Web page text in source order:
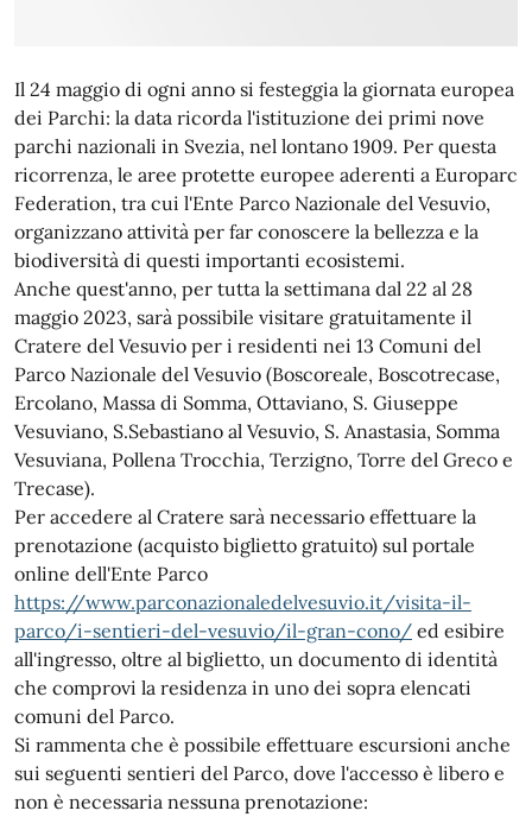
Il 24 maggio di ogni anno si festeggia la giornata europea
dei Parchi: la data ricorda l'istituzione dei primi nove
parchi nazionali in Svezia, nel lontano 1909. Per questa
ricorrenza, le aree protette europee aderenti a Europarc
Federation, tra cui l'Ente Parco Nazionale del Vesuvio,
organizzano attività per far conoscere la bellezza e la
biodiversità di questi importanti ecosistemi.
Anche quest'anno, per tutta la settimana dal 22 al 28
maggio 2023, sarà possibile visitare gratuitamente il
Cratere del Vesuvio per i residenti nei 13 Comuni del
Parco Nazionale del Vesuvio (Boscoreale, Boscotrecase,
Ercolano, Massa di Somma, Ottaviano, S. Giuseppe
Vesuviano, S.Sebastiano al Vesuvio, S. Anastasia, Somma
Vesuviana, Pollena Trocchia, Terzigno, Torre del Greco e
Trecase).
Per accedere al Cratere sarà necessario effettuare la
prenotazione (acquisto biglietto gratuito) sul portale
online dell'Ente Parco
https://www.parconazionaledelvesuvio.it/visita-il-
parco/i-sentieri-del-vesuvio/il-gran-cono/ ed esibire
all'ingresso, oltre al biglietto, un documento di identità
che comprovi la residenza in uno dei sopra elencati
comuni del Parco.
Si rammenta che è possibile effettuare escursioni anche
sui seguenti sentieri del Parco, dove l'accesso è libero e
non è necessaria nessuna prenotazione: